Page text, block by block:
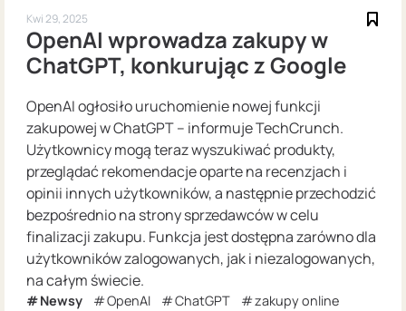
Kwi 29, 2025
OpenAI wprowadza zakupy w
ChatGPT, konkurując z Google
OpenAI ogłosiło uruchomienie nowej funkcji
zakupowej w ChatGPT – informuje TechCrunch.
Użytkownicy mogą teraz wyszukiwać produkty,
przeglądać rekomendacje oparte na recenzjach i
opinii innych użytkowników, a następnie przechodzić
bezpośrednio na strony sprzedawców w celu
finalizacji zakupu. Funkcja jest dostępna zarówno dla
użytkowników zalogowanych, jak i niezalogowanych,
na całym świecie.
Newsy OpenAI ChatGPT
zakupy online